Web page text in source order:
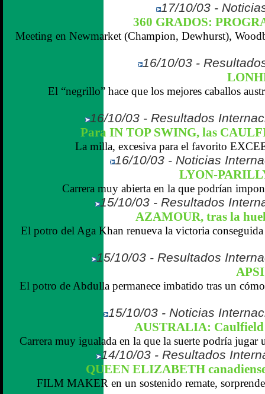
17/10/03 -
360 GRADOS:
Meeting en Newmarket (Champion, Dewhurst),
16/10/03 -
El “negrillo” hace que los mejores caballos
16/10/03 - Resultados
Para IN TOP SWING, las
La milla, excesiva para el favorito
16/10/03 - Noticias
LYON-
Carrera muy abierta en la que podrían
15/10/03 - Resultados
AZAMOUR, tras la
El potro del Aga Khan renueva la victoria conseguida
15/10/03 - Resultados
El potro de Abdulla permanece imbatido tras un
15/10/03 - Noticias
AUSTRALIA: Caulfield
Carrera muy igualada en la que la suerte podría jugar
14/10/03 - Resultados
QUEEN ELIZABETH
FILM MAKER en un sostenido remate, sorprende